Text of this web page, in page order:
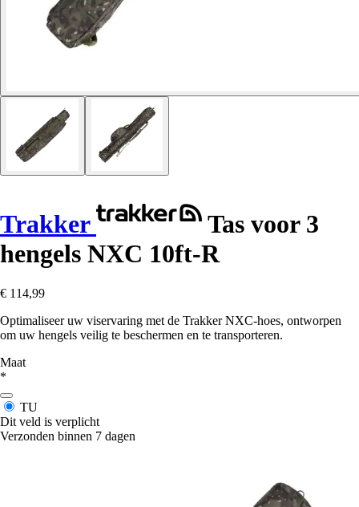
Trakker
Tas voor 3
hengels NXC 10ft-R
€ 114,99
Optimaliseer uw viservaring met de Trakker NXC-hoes, ontworpen
om uw hengels veilig te beschermen en te transporteren.
Maat
*
TU
Dit veld is verplicht
Verzonden binnen 7 dagen